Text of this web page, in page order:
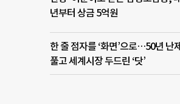
년부터 상금 5억원
한 줄 점자를 ‘화면’으로…50년 난제
풀고 세계시장 두드린 ‘닷’